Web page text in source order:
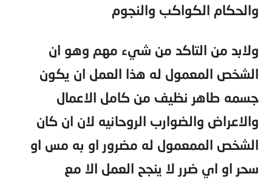
والحكام الكواكب والنجوم
ولابد من التاكد من شيء مهم وهو ان
الشخص المعمول له هذا العمل ان يكون
جسمه طاهر نظيف من كامل الاعمال
والاعراض والضوارب الروحانيه لان ان كان
الشخص الممعمول له مضرور او به مس او
سحر او اي ضرر لا ينجح العمل الا مع